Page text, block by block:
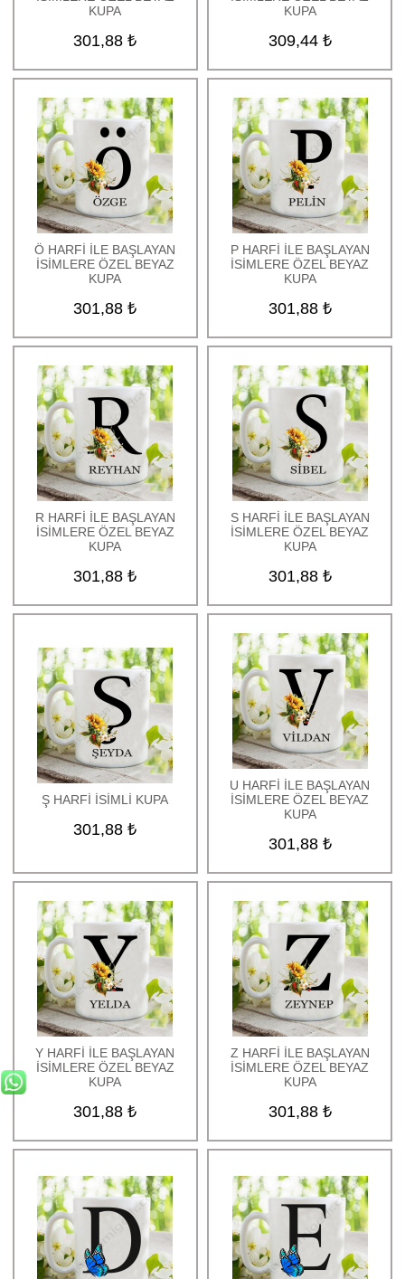
KUPA
301,88 ₺
KUPA
309,44 ₺
Ö HARFİ İLE BAŞLAYAN
İSİMLERE ÖZEL BEYAZ
KUPA
301,88 ₺
P HARFİ İLE BAŞLAYAN
İSİMLERE ÖZEL BEYAZ
KUPA
301,88 ₺
R HARFİ İLE BAŞLAYAN
İSİMLERE ÖZEL BEYAZ
KUPA
301,88 ₺
S HARFİ İLE BAŞLAYAN
İSİMLERE ÖZEL BEYAZ
KUPA
301,88 ₺
Ş HARFİ İSİMLİ KUPA
301,88 ₺
U HARFİ İLE BAŞLAYAN
İSİMLERE ÖZEL BEYAZ
KUPA
301,88 ₺
Y HARFİ İLE BAŞLAYAN
İSİMLERE ÖZEL BEYAZ
KUPA
301,88 ₺
Z HARFİ İLE BAŞLAYAN
İSİMLERE ÖZEL BEYAZ
KUPA
301,88 ₺